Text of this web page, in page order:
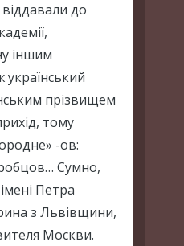
до
іншим
прізвищем
тому
-ов:
Сумно,
Петра
з Львівщини,
Москви.